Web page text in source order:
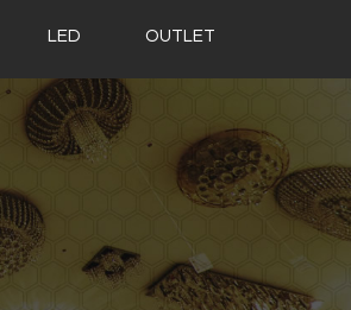
LED OUTLET